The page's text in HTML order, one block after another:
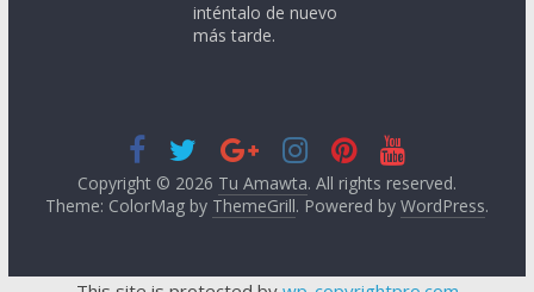
inténtalo de nuevo
más tarde.
Copyright © 2026 Tu Amawta. All rights reserved.
Theme: ColorMag by ThemeGrill. Powered by WordPress.